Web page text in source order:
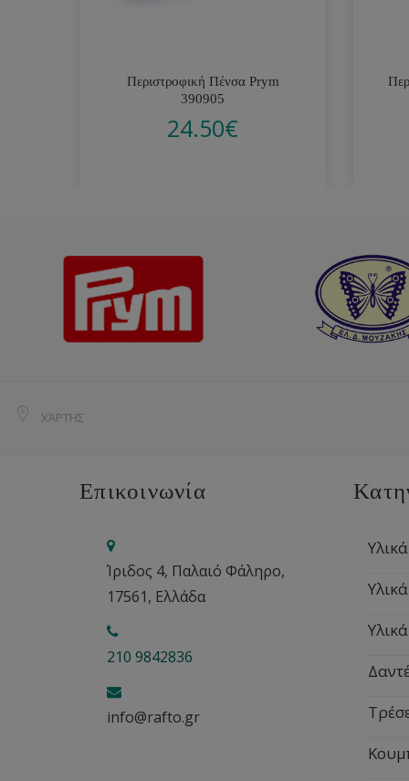
Περιστροφική Πένσα Prym
390905
24.50€
ΧΆΡΤΗΣ
Επικοινωνία
Ίριδος 4, Παλαιό Φάληρο,
17561, Ελλάδα
210 9842836
info@rafto.gr